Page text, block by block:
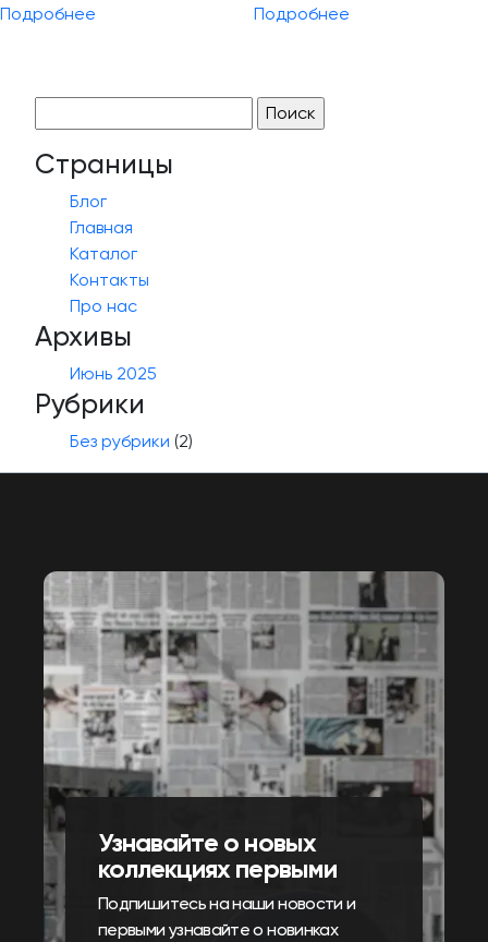
Подробнее Подробнее
Страницы
Блог
Главная
Каталог
Контакты
Про нас
Архивы
Июнь 2025
Рубрики
Без рубрики (2)
Узнавайте о новых
коллекциях первыми
Подпишитесь на наши новости и
первыми узнавайте о новинках